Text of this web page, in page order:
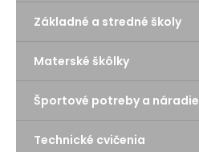
Základné a stredné školy
Materské škôlky
Športové potreby a náradie
Technické cvičenia